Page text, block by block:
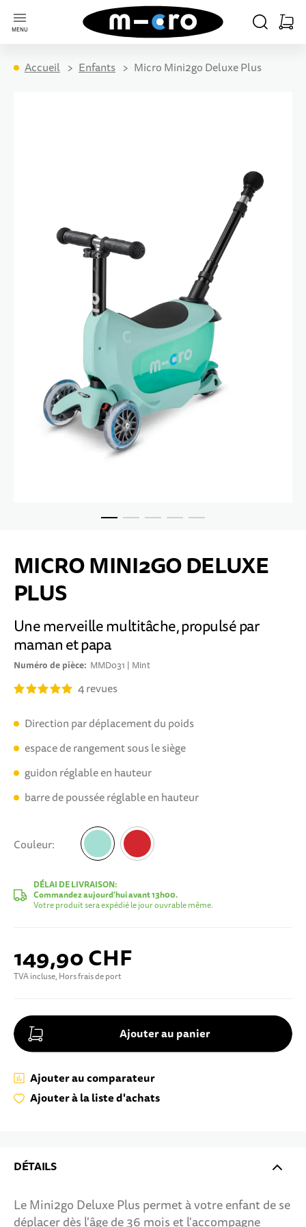
MENU
Aller à la page d'accueil
CHERCHER
Accueil Enfants Micro Mini2go Deluxe Plus
MICRO MINI2GO DELUXE
PLUS
Une merveille multitâche, propulsé par
maman et papa
Numéro de pièce MMD031 | Mint
4revues
Direction par déplacement du poids
espace de rangement sous le siège
guidon réglable en hauteur
barre de poussée réglable en hauteur
Couleur
Mint
DÉLAI DE LIVRAISON:
Commandez aujourd'hui avant 13h00.
Votre produit sera expédié le jour ouvrable même.
149,90 CHF
TVA incluse, Hors frais de port
Ajouter au panier
Ajouter à la liste d'achats
Ajouter au comparateur
DÉTAILS
Le Mini2go Deluxe Plus permet à votre enfant de se
déplacer dès l'âge de 36 mois et l'accompagne